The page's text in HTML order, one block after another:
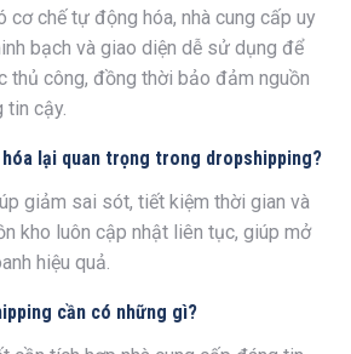
cơ chế tự động hóa, nhà cung cấp uy
bạch và giao diện dễ sử dụng để
thủ công, đồng thời bảo đảm nguồn
cậy.
lại quan trọng trong dropshipping?
giảm sai sót, tiết kiệm thời gian và
kho luôn cập nhật liên tục, giúp mở
hiệu quả.
cần có những gì?